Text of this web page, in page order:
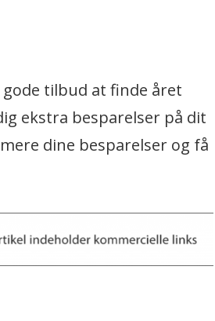
tilbud at finde året
ekstra besparelser på dit
dine besparelser og få